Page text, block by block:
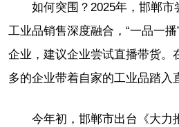
如何突围？2025年，邯郸市
工业品销售深度融合，“一品一
企业，建议企业尝试直播带货。
多的企业带着自家的工业品踏入
今年初，邯郸市出台《大力